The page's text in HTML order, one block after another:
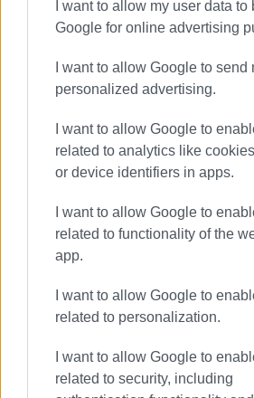
I want to allow my user data to
Google for online advertising
I want to allow Google to send
personalized advertising.
I want to allow Google to
related to analytics like
or device identifiers in apps.
I want to allow Google to
related to functionality of the
app.
I want to allow Google to
related to personalization.
I want to allow Google to
related to security, including
Ακολουθήστε το enimerosi